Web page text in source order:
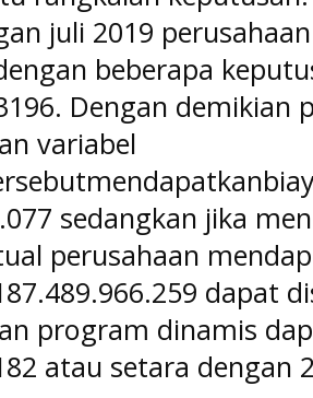
juli 2019
beberapa
Dengan demikian
variabel
sedangkan jika
perusahaan
dapat
program dinamis
atau setara dengan